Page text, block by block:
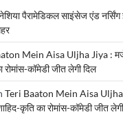
पैरामेडिकल साइंसेज एंड
Mein Aisa Uljha Jiya :
रोमांस-कॉमेडी जीत लेगी दिल
Teri Baaton Mein Aisa Uljha
कृति का रोमांस-कॉमेडी जीत